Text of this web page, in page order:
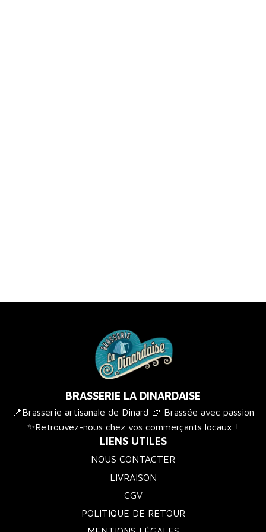
BRASSERIE LA DINARDAISE
📍Brasserie artisanale de Dinard 🍺 Brassée avec passion
✨Retrouvez-nous chez vos commerçants locaux !
LIENS UTILES
NOUS CONTACTER
LIVRAISON
CGV
POLITIQUE DE RETOUR